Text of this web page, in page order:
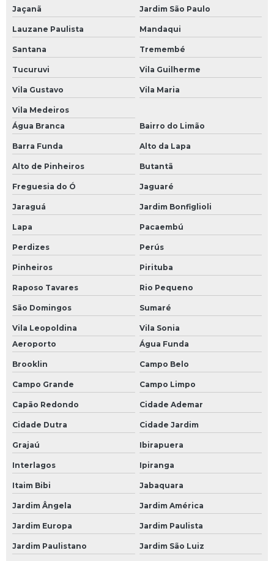
Jaçanã Jardim São Paulo
Lauzane Paulista Mandaqui
Santana Tremembé
Tucuruvi Vila Guilherme
Vila Gustavo Vila Maria
Vila Medeiros
Água Branca
Bairro do Limão
Barra Funda Alto da Lapa
Alto de Pinheiros Butantã
Freguesia do Ó Jaguaré
Jaraguá Jardim Bonfiglioli
Lapa Pacaembú
Perdizes Perús
Pinheiros Pirituba
Raposo Tavares Rio Pequeno
São Domingos Sumaré
Vila Leopoldina
Vila Sonia
Aeroporto
Água Funda
Brooklin Campo Belo
Campo Grande Campo Limpo
Capão Redondo Cidade Ademar
Cidade Dutra Cidade Jardim
Grajaú Ibirapuera
Interlagos Ipiranga
Itaim Bibi Jabaquara
Jardim Ângela Jardim América
Jardim Europa Jardim Paulista
Jardim Paulistano Jardim São Luiz